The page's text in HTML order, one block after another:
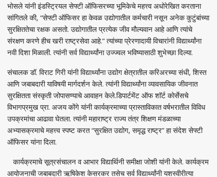
भोसले यांनी इंडस्ट्रियल सेफ्टी ऑफिसरच्या भूमिकेचे महत्त्व अधोरेखित करताना
सांगितले की, “सेफ्टी ऑफिसर हा केवळ उद्योगातील कर्मचारी नसून अनेक कुटुंबांच्या
सुरक्षिततेचा रक्षक असतो. उद्योगातील प्रत्येक जीव मौल्यवान आहे आणि त्यांचे
संरक्षण करणे हीच खरी राष्ट्रसेवा आहे.” त्यांच्या प्रेरणादायी विचारांनी विद्यार्थ्यांना
नवी दिशा मिळाली. त्यांनी सर्व विद्यार्थ्यांना उज्ज्वल भविष्यासाठी शुभेच्छा दिल्या.
संचालक डॉ. विराट गिरी यांनी विद्यार्थ्यांना उद्योग क्षेत्रातील करिअरच्या संधी, शिस्त
आणि जबाबदारी याविषयी मार्गदर्शन केले. त्यांनी विद्यार्थ्यांना व्यावसायिक जीवनात
सुरक्षितता संस्कृती जोपासण्याचे आवाहन केले.डिपार्टमेंट ऑफ शॉर्ट कोर्सेसचे
विभागप्रमुख प्रा. अजय कोंगे यांनी कार्यक्रमाच्या प्रास्ताविकात वर्षभरातील विविध
उपक्रमांचा आढावा घेतला. त्यांनी महाराष्ट्र राज्य तंत्र शिक्षण मंडळाच्या
अभ्यासक्रमाचे महत्त्व स्पष्ट करत “सुरक्षित उद्योग, समृद्ध राष्ट्र” हा संदेश सेफ्टी
ऑफिसर यांना दिला.
कार्यक्रमाचे सूत्रसंचालन व आभार विद्यार्थिनी समीक्षा जोशी यांनी केले. कार्यक्रम
आयोजनाची जबाबदारी ऋषिकेश केसरकर तसेच सर्व विद्यार्थ्यांनी यशस्वीरीत्या